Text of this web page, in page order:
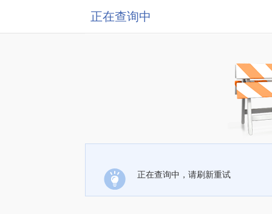
正在查询中
正在查询中，请刷新重试